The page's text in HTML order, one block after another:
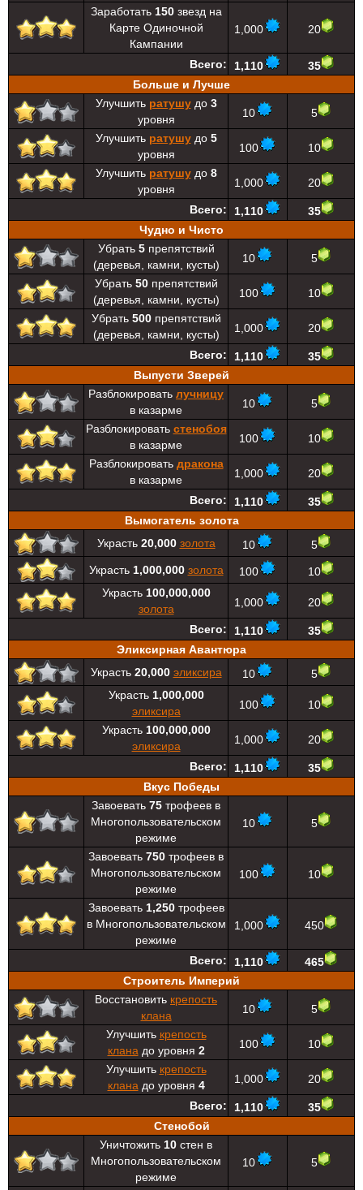
Заработать 150звезд на
Карте Одиночной
Кампании
1,000 20
Всего: 1,110
35
Больше и Лучше
Улучшить ратушудо 3
уровня
10
5
Улучшить ратушудо 5
уровня
100
10
Улучшить ратушудо 8
уровня
1,000 20
Всего: 1,110
35
Чудно и Чисто
Убрать 5препятствий
(деревья, камни, кусты)
10
5
Убрать 50препятствий
(деревья, камни, кусты)
100
10
Убрать 500препятствий
(деревья, камни, кусты)
1,000 20
Всего: 1,110
35
Выпусти Зверей
Разблокировать лучницу
в казарме
10
5
Разблокировать стенобоя
в казарме
100
10
Разблокировать дракона
в казарме
1,000 20
Всего: 1,110
35
Вымогатель золота
Украсть 20,000 золота 10
5
Украсть 1,000,000 золота 100
10
Украсть 100,000,000
золота
1,000 20
Всего: 1,110
35
Эликсирная Авантюра
Украсть 20,000 эликсира 10
5
Украсть 1,000,000
эликсира
100
10
Украсть 100,000,000
эликсира
1,000 20
Всего: 1,110
35
Вкус Победы
Завоевать 75 трофеев в
Многопользовательском
режиме
10 5
Завоевать 750 трофеев в
Многопользовательском
режиме
100 10
Завоевать 1,250трофеев
в Многопользовательском
режиме
1,000 450
Всего: 1,110
465
Строитель Империй
Восстановить крепость
клана
10
5
Улучшить крепость
клана до уровня 2 100
10
Улучшить крепость
клана до уровня 4 1,000 20
Всего: 1,110
35
Стенобой
Уничтожить 10 стен в
Многопользовательском
режиме
10 5